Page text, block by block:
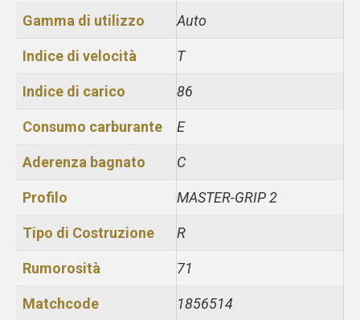
Gamma di utilizzo Auto
Indice di velocità T
Indice di carico 86
Consumo carburante E
Aderenza bagnato C
Profilo MASTER-GRIP 2
Tipo di Costruzione R
Rumorosità 71
Matchcode 1856514